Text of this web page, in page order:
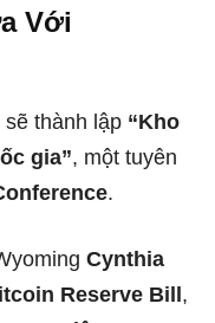
Với
thành lập “Kho
gia”, một tuyên
.
Cynthia
Reserve Bill,